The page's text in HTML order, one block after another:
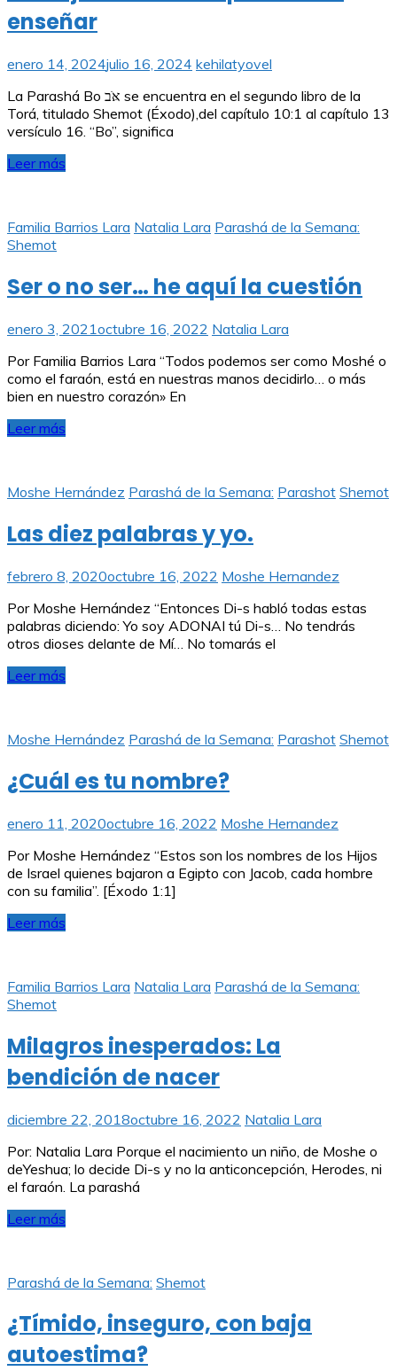
enseñar
enero 14, 2024julio 16, 2024 kehilatyovel
La Parashá Bo אֹּב se encuentra en el segundo libro de la
Torá, titulado Shemot (Éxodo),del capítulo 10:1 al capítulo 13
versículo 16. “Bo”, significa
Leer más
Familia Barrios Lara Natalia Lara Parashá de la Semana:
Shemot
Ser o no ser… he aquí la cuestión
enero 3, 2021octubre 16, 2022 Natalia Lara
Por Familia Barrios Lara “Todos podemos ser como Moshé o
como el faraón, está en nuestras manos decidirlo… o más
bien en nuestro corazón» En
Leer más
Moshe Hernández Parashá de la Semana: Parashot Shemot
Las diez palabras y yo.
febrero 8, 2020octubre 16, 2022 Moshe Hernandez
Por Moshe Hernández “Entonces Di-s habló todas estas
palabras diciendo: Yo soy ADONAI tú Di-s… No tendrás
otros dioses delante de Mí… No tomarás el
Leer más
Moshe Hernández Parashá de la Semana: Parashot Shemot
¿Cuál es tu nombre?
enero 11, 2020octubre 16, 2022 Moshe Hernandez
Por Moshe Hernández “Estos son los nombres de los Hijos
de Israel quienes bajaron a Egipto con Jacob, cada hombre
con su familia”. [Éxodo 1:1]
Leer más
Familia Barrios Lara Natalia Lara Parashá de la Semana:
Shemot
Milagros inesperados: La
bendición de nacer
diciembre 22, 2018octubre 16, 2022 Natalia Lara
Por: Natalia Lara Porque el nacimiento un niño, de Moshe o
deYeshua; lo decide Di-s y no la anticoncepción, Herodes, ni
el faraón. La parashá
Leer más
Parashá de la Semana: Shemot
¿Tímido, inseguro, con baja
autoestima?